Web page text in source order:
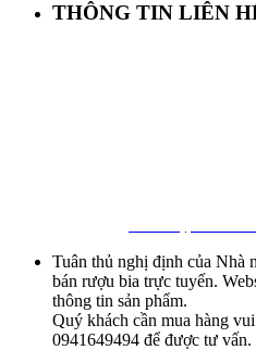
THÔNG TIN LIÊN
Tuân thủ nghị định của Nhà
bán rượu bia trực tuyến.
thông tin sản phẩm.
Quý khách cần mua hàng
0941649494 để được tư vấn.